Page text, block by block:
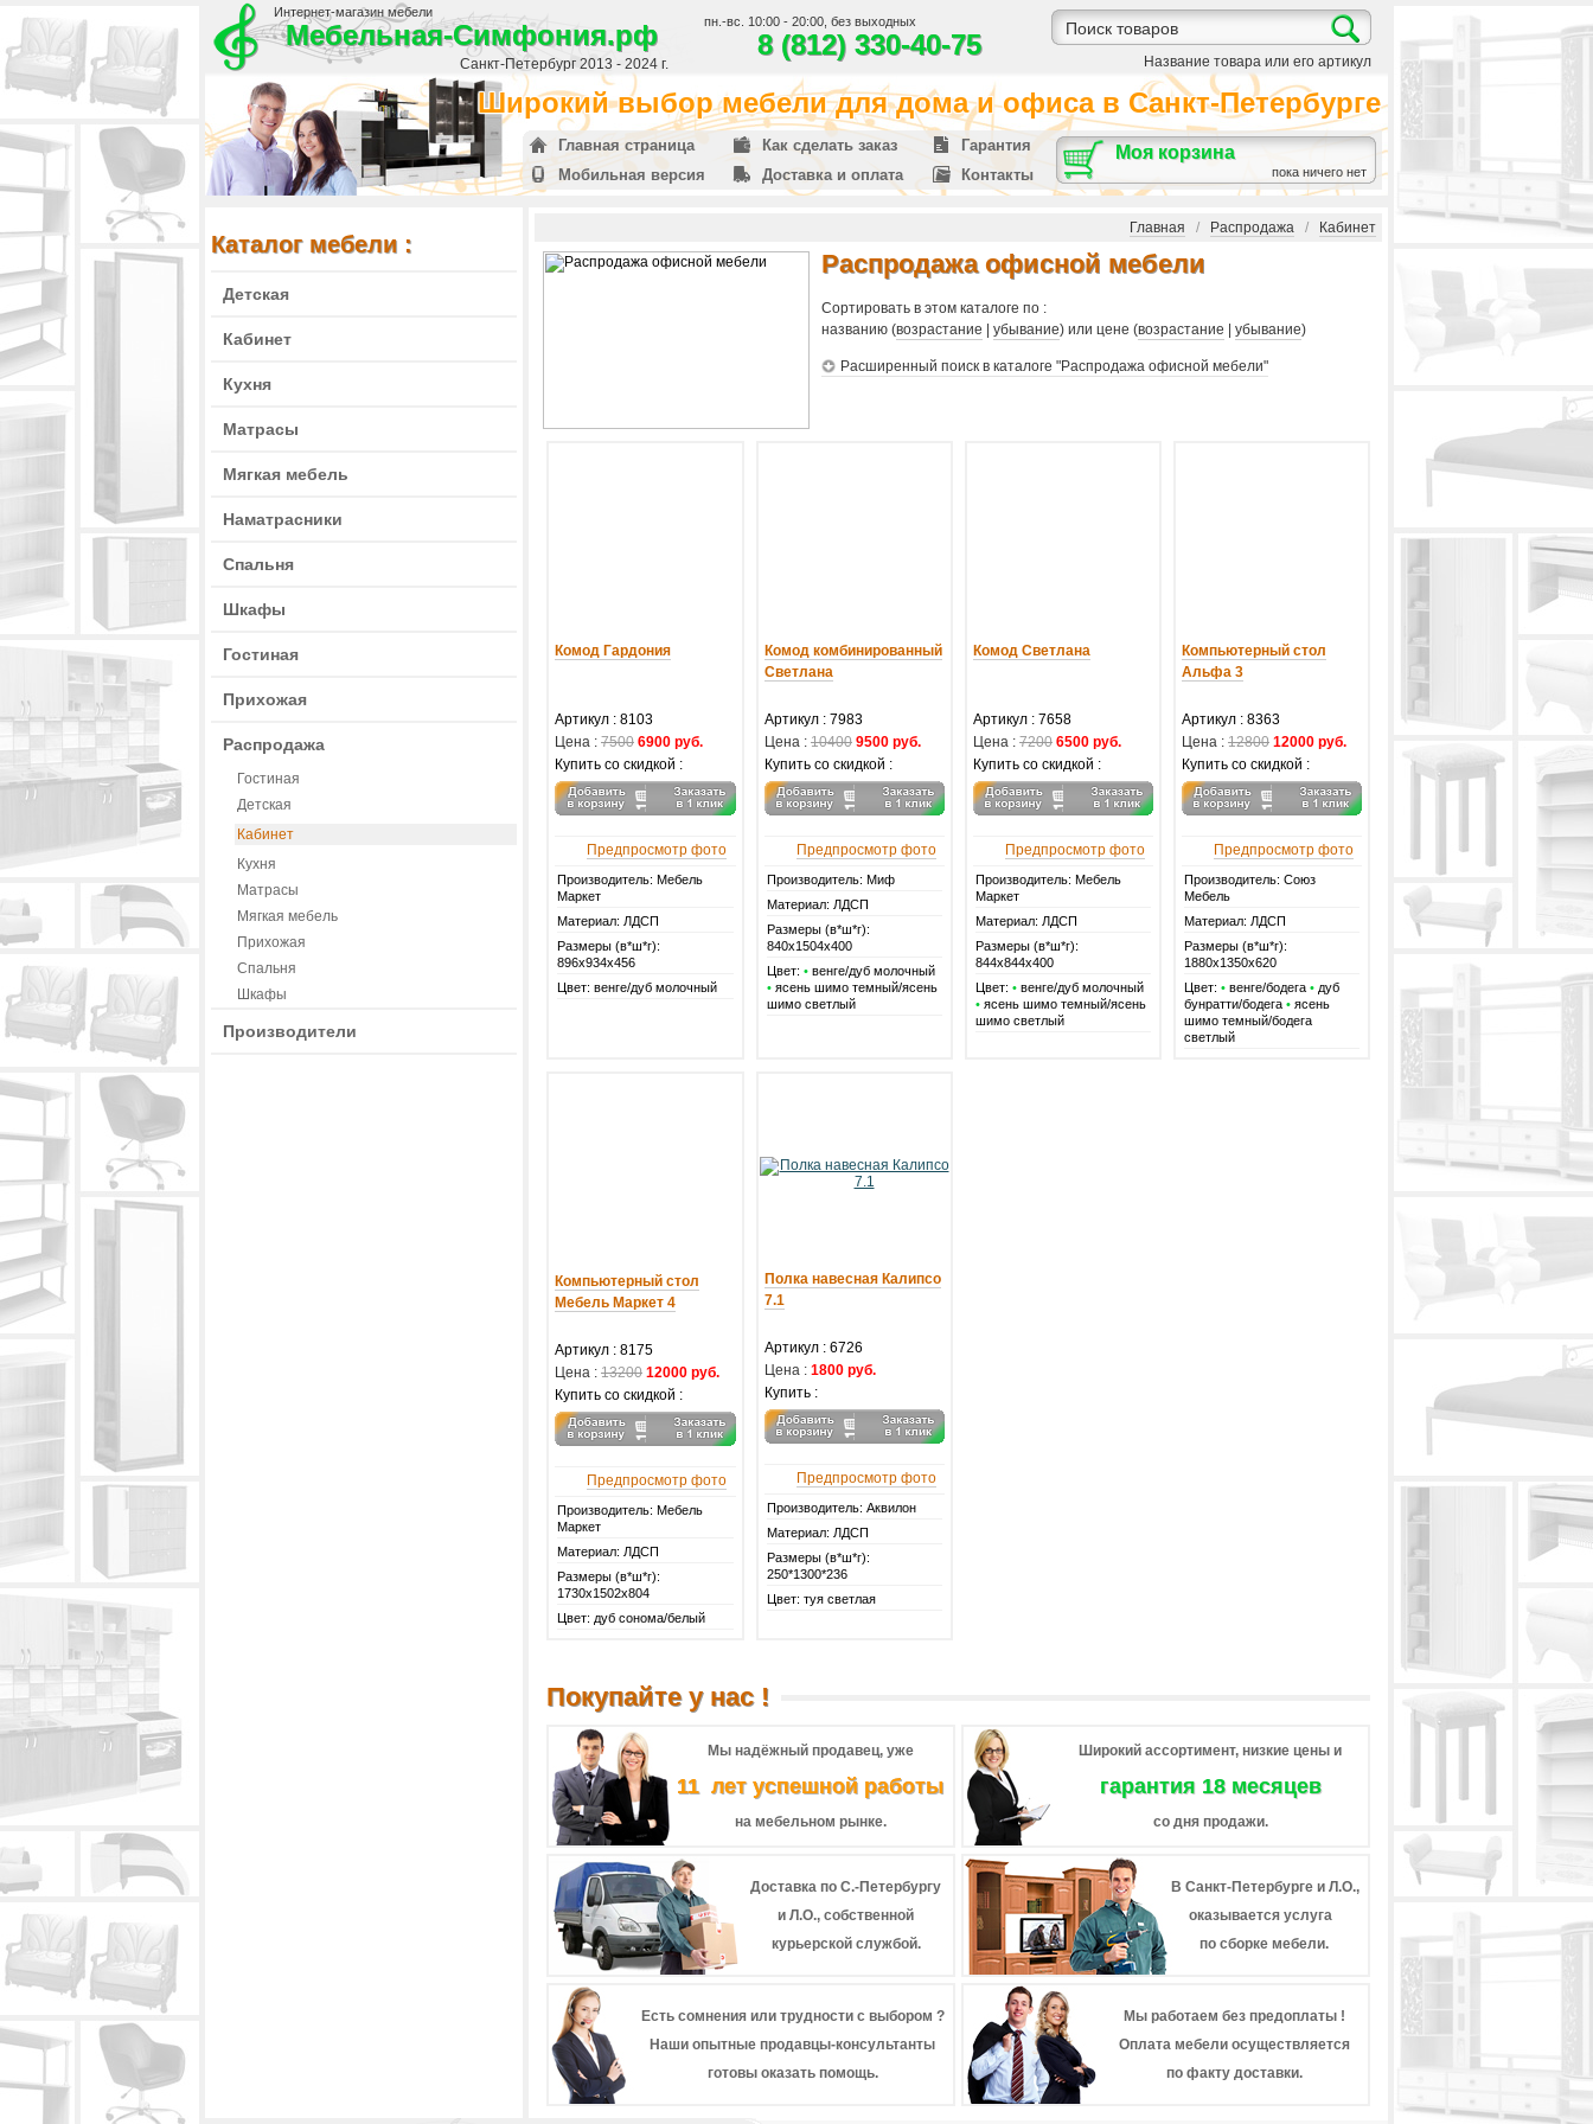
Интернет-магазин мебели
Мебельная-Симфония.рф
Санкт-Петербург 2013 - 2024 г.
пн.-вс. 10:00 - 20:00, без выходных
8 (812) 330-40-75
Название товара или его артикул
Широкий выбор мебели для дома и офиса в Санкт-Петербурге
Главная страница Как сделать заказ
Гарантия
Мобильная версия
Доставка и оплата Контакты
Моя корзина
пока ничего нет
Каталог мебели :
Детская
Кабинет
Кухня
Матрасы
Мягкая мебель
Наматрасники
Спальня
Шкафы
Гостиная
Прихожая
Распродажа
Гостиная
Детская
Кабинет
Кухня
Матрасы
Мягкая мебель
Прихожая
Спальня
Шкафы
Производители
Главная / Распродажа / Кабинет
Распродажа офисной мебели
Сортировать в этом каталоге по :
названию (возрастание убывание) или цене (возрастание убывание)
Расширенный поиск в каталоге "Распродажа офисной мебели"
Комод Гардония
Артикул : 8103
Цена : 7500 6900 руб.
Купить со скидкой :
Предпросмотр фото
Производитель: Мебель
Маркет
Материал: ЛДСП
Размеры (в*ш*г):
896х934х456
Цвет: венге/дуб молочный
Комод комбинированный
Светлана
Артикул : 7983
Цена : 10400 9500 руб.
Купить со скидкой :
Предпросмотр фото
Производитель: Миф
Материал: ЛДСП
Размеры (в*ш*г):
840х1504х400
Цвет: • венге/дуб молочный
• ясень шимо темный/ясень
шимо светлый
Комод Светлана
Артикул : 7658
Цена : 7200 6500 руб.
Купить со скидкой :
Предпросмотр фото
Производитель: Мебель
Маркет
Материал: ЛДСП
Размеры (в*ш*г):
844х844х400
Цвет: • венге/дуб молочный
• ясень шимо темный/ясень
шимо светлый
Компьютерный стол
Альфа 3
Артикул : 8363
Цена : 12800 12000 руб.
Купить со скидкой :
Предпросмотр фото
Производитель: Союз
Мебель
Материал: ЛДСП
Размеры (в*ш*г):
1880х1350х620
Цвет: • венге/бодега • дуб
бунратти/бодега • ясень
шимо темный/бодега
светлый
Компьютерный стол
Мебель Маркет 4
Артикул : 8175
Цена : 13200 12000 руб.
Купить со скидкой :
Предпросмотр фото
Производитель: Мебель
Маркет
Материал: ЛДСП
Размеры (в*ш*г):
1730х1502х804
Цвет: дуб сонома/белый
Полка навесная Калипсо
7.1
Артикул : 6726
Цена : 1800 руб.
Купить :
Предпросмотр фото
Производитель: Аквилон
Материал: ЛДСП
Размеры (в*ш*г):
250*1300*236
Цвет: туя светлая
Покупайте у нас !
Мы надёжный продавец, уже
11 лет успешной работы
на мебельном рынке.
Широкий ассортимент, низкие цены и
гарантия 18 месяцев
со дня продажи.
Доставка по С.-Петербургу
и Л.О., собственной
курьерской службой.
В Санкт-Петербурге и Л.О.,
оказывается услуга
по сборке мебели.
Есть сомнения или трудности с выбором ?
Наши опытные продавцы-консультанты
готовы оказать помощь.
Мы работаем без предоплаты !
Оплата мебели осуществляется
по факту доставки.